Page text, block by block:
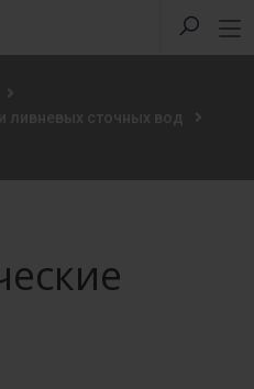
ливневых сточных вод